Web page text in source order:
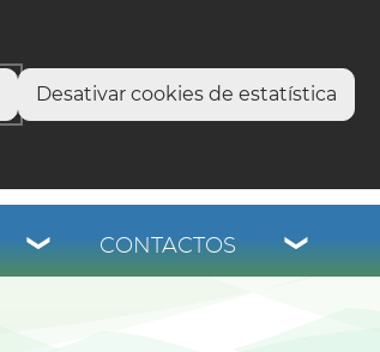
Desativar cookies de estatística
CONTACTOS